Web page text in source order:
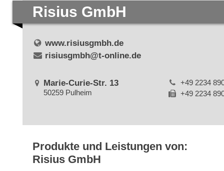
Risius GmbH
www.risiusgmbh.de
risiusgmbh@t-online.de
Marie-Curie-Str. 13
50259 Pulheim
+49 2234
+49 2234
Produkte und Leistungen von:
Risius GmbH